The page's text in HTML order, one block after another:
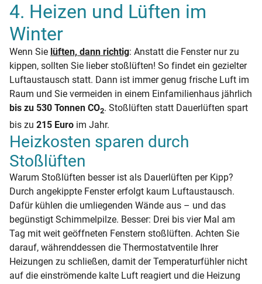
4. Heizen und Lüften im
Winter
Wenn Sie lüften, dann richtig: Anstatt die Fenster nur zu
kippen, sollten Sie lieber stoßlüften! So findet ein gezielter
Luftaustausch statt. Dann ist immer genug frische Luft im
Raum und Sie vermeiden in einem Einfamilienhaus jährlich
bis zu 530 Tonnen CO2. Stoßlüften statt Dauerlüften spart
bis zu 215 Euro im Jahr.
Heizkosten sparen durch
Stoßlüften
Warum Stoßlüften besser ist als Dauerlüften per Kipp?
Durch angekippte Fenster erfolgt kaum Luftaustausch.
Dafür kühlen die umliegenden Wände aus – und das
begünstigt Schimmelpilze. Besser: Drei bis vier Mal am
Tag mit weit geöffneten Fenstern stoßlüften. Achten Sie
darauf, währenddessen die Thermostatventile Ihrer
Heizungen zu schließen, damit der Temperaturfühler nicht
auf die einströmende kalte Luft reagiert und die Heizung